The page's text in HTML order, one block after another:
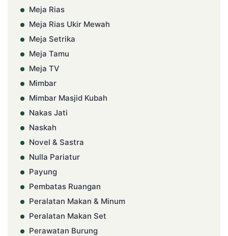
Meja Rias
Meja Rias Ukir Mewah
Meja Setrika
Meja Tamu
Meja TV
Mimbar
Mimbar Masjid Kubah
Nakas Jati
Naskah
Novel & Sastra
Nulla Pariatur
Payung
Pembatas Ruangan
Peralatan Makan & Minum
Peralatan Makan Set
Perawatan Burung